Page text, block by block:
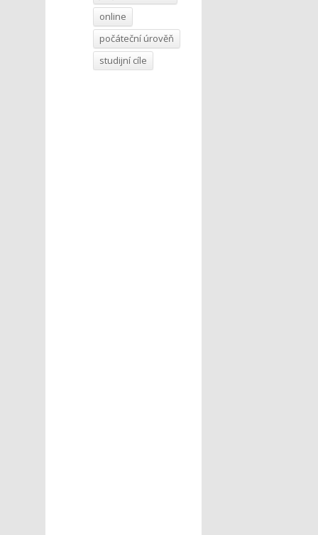
online
počáteční úrověň
studijní cíle